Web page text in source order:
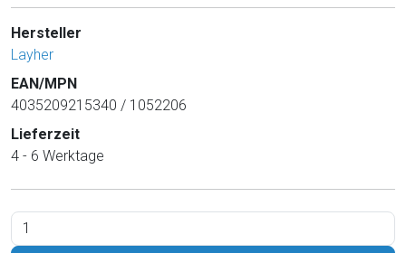
Hersteller
Layher
EAN/MPN
4035209215340 / 1052206
Lieferzeit
4 - 6 Werktage